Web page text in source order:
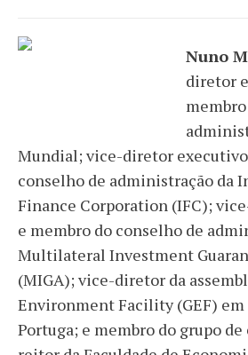
Nuno
diretor
Mundial; vice-diretor
conselho de administração da
Finance Corporation (IFC);
e membro do conselho de
Multilateral Investment
(MIGA); vice-diretor da
Environment Facility (GEF)
Portuga; e membro do grupo